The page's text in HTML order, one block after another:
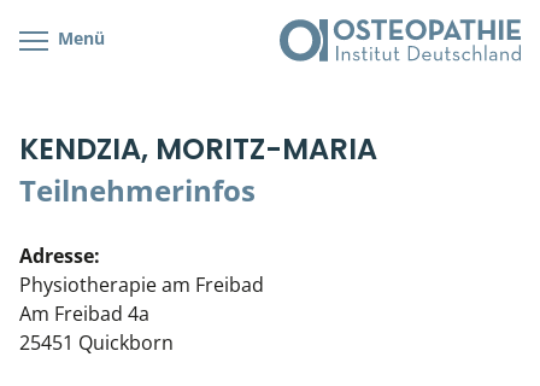
Menü
KENDZIA, MORITZ-MARIA
Teilnehmerinfos
Adresse:
Physiotherapie am Freibad
Am Freibad 4a
25451 Quickborn
Cranial/Neurale Osteopathie
Parietale Osteopathie
Viszerale Osteopathie
Klinische & Praktische Kurse
Bonus-Programm
Veranstaltungsticket DB
Wissenswertes
Teilnehmerliste
Stellenbörse
Soziales Engagement